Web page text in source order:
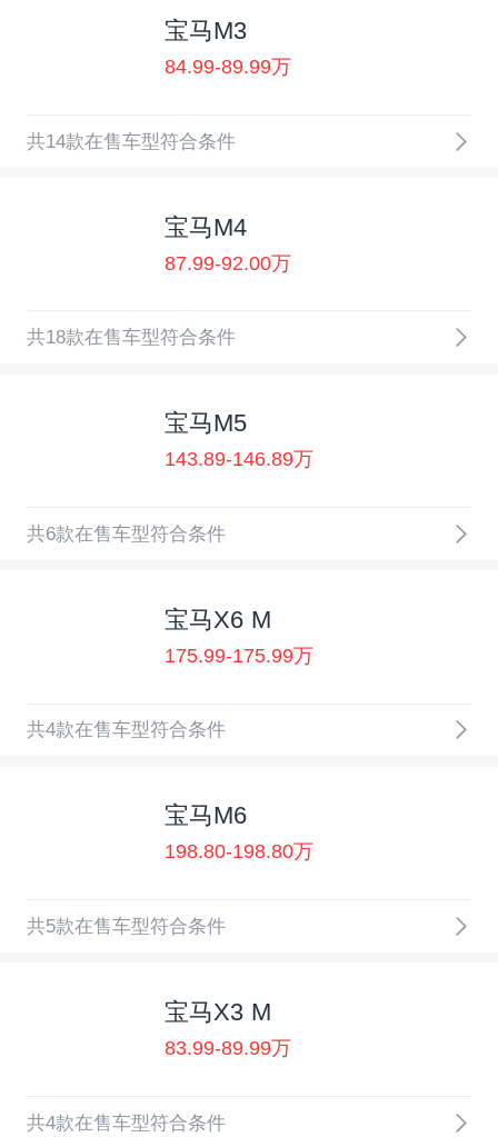
宝马M3
84.99-89.99万
共14款在售车型符合条件
宝马M4
87.99-92.00万
共18款在售车型符合条件
宝马M5
143.89-146.89万
共6款在售车型符合条件
宝马X6 M
175.99-175.99万
共4款在售车型符合条件
宝马M6
198.80-198.80万
共5款在售车型符合条件
宝马X3 M
83.99-89.99万
共4款在售车型符合条件